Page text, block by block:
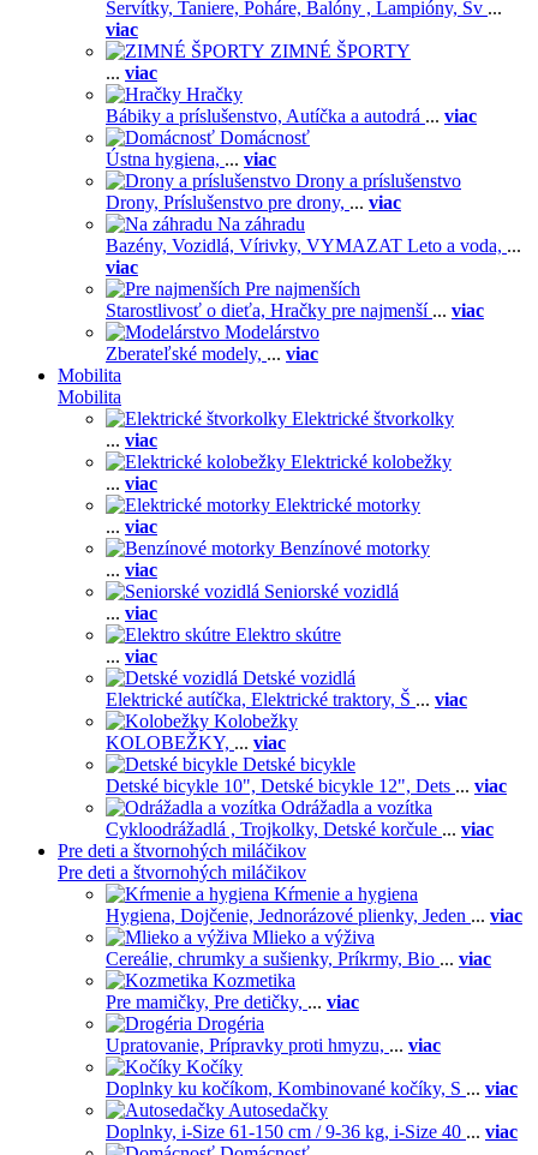
Servítky, Taniere, Poháre, Balóny , Lampióny, Sv ...
viac
ZIMNÉ ŠPORTY
... viac
Hračky
Bábiky a príslušenstvo, Autíčka a autodrá ... viac
Domácnosť
Ústna hygiena, ... viac
Drony a príslušenstvo
Drony, Príslušenstvo pre drony, ... viac
Na záhradu
Bazény, Vozidlá, Vírivky, VYMAZAT Leto a voda, ...
viac
Pre najmenších
Starostlivosť o dieťa, Hračky pre najmenší ... viac
Modelárstvo
Zberateľské modely, ... viac
Mobilita
Mobilita
Elektrické štvorkolky
... viac
Elektrické kolobežky
... viac
Elektrické motorky
... viac
Benzínové motorky
... viac
Seniorské vozidlá
... viac
Elektro skútre
... viac
Detské vozidlá
Elektrické autíčka, Elektrické traktory, Š ... viac
Kolobežky
KOLOBEŽKY, ... viac
Detské bicykle
Detské bicykle 10", Detské bicykle 12", Dets ... viac
Odrážadla a vozítka
Cykloodrážadlá , Trojkolky, Detské korčule ... viac
Pre deti a štvornohých miláčikov
Pre deti a štvornohých miláčikov
Kŕmenie a hygiena
Hygiena, Dojčenie, Jednorázové plienky, Jeden ... viac
Mlieko a výživa
Cereálie, chrumky a sušienky, Príkrmy, Bio ... viac
Kozmetika
Pre mamičky, Pre detičky, ... viac
Drogéria
Upratovanie, Prípravky proti hmyzu, ... viac
Kočíky
Doplnky ku kočíkom, Kombinované kočíky, S ... viac
Autosedačky
Doplnky, i-Size 61-150 cm / 9-36 kg, i-Size 40 ... viac